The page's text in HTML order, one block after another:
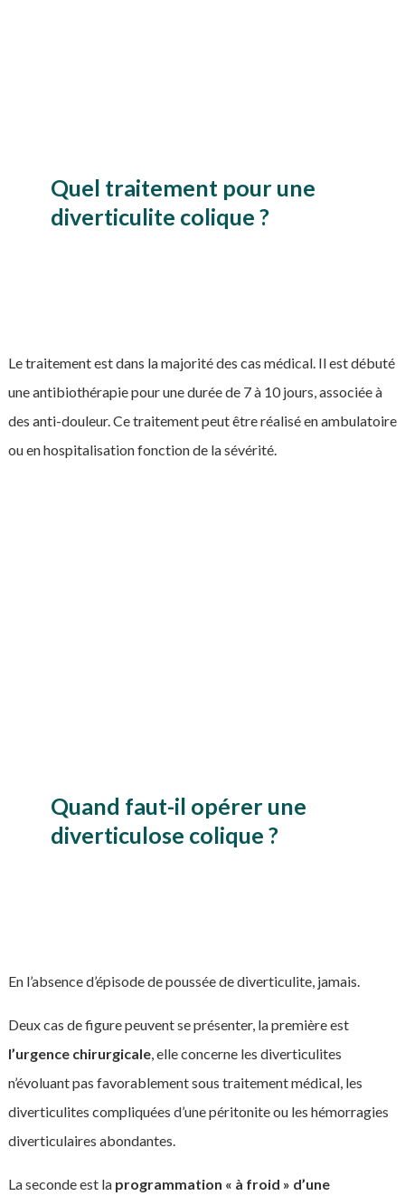
Quel traitement pour une
diverticulite colique ?
Le traitement est dans la majorité des cas médical. Il est débuté
une antibiothérapie pour une durée de 7 à 10 jours, associée à
des anti-douleur. Ce traitement peut être réalisé en ambulatoire
ou en hospitalisation fonction de la sévérité.
Quand faut-il opérer une
diverticulose colique ?
En l’absence d’épisode de poussée de diverticulite, jamais.
Deux cas de figure peuvent se présenter, la première est
l’urgence chirurgicale, elle concerne les diverticulites
n’évoluant pas favorablement sous traitement médical, les
diverticulites compliquées d’une péritonite ou les hémorragies
diverticulaires abondantes.
La seconde est la programmation « à froid » d’une